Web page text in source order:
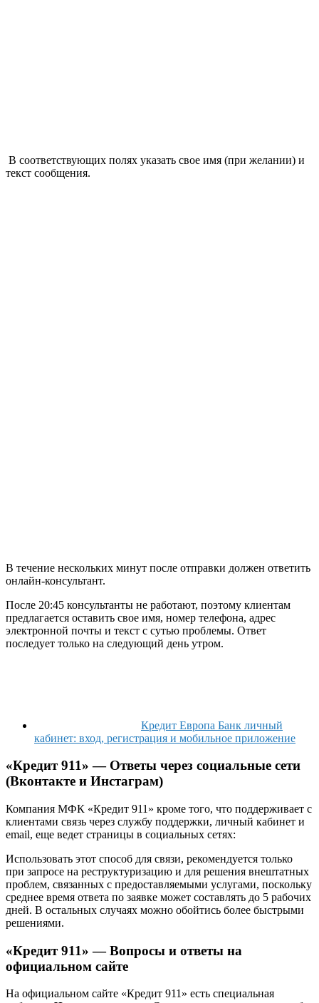
В соответствующих полях указать свое имя (при желании) и
текст сообщения.
В течение нескольких минут после отправки должен ответить
онлайн-консультант.
После 20:45 консультанты не работают, поэтому клиентам
предлагается оставить свое имя, номер телефона, адрес
электронной почты и текст с сутью проблемы. Ответ
последует только на следующий день утром.
Кредит Европа Банк личный
кабинет: вход, регистрация и мобильное приложение
«Кредит 911» — Ответы через социальные сети
(Вконтакте и Инстаграм)
Компания МФК «Кредит 911» кроме того, что поддерживает с
клиентами связь через службу поддержки, личный кабинет и
email, еще ведет страницы в социальных сетях:
Использовать этот способ для связи, рекомендуется только
при запросе на реструктуризацию и для решения внештатных
проблем, связанных с предоставляемыми услугами, поскольку
среднее время ответа по заявке может составлять до 5 рабочих
дней. В остальных случаях можно обойтись более быстрыми
решениями.
«Кредит 911» — Вопросы и ответы на
официальном сайте
На официальном сайте «Кредит 911» есть специальная